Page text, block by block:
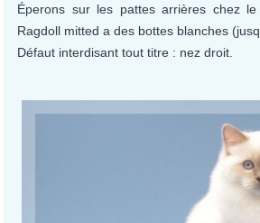
Éperons sur les pattes arrières chez
Ragdoll mitted a des bottes blanches
Défaut interdisant tout titre : nez droit.